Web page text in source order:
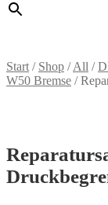
Start / Shop /All /
W50 Bremse /